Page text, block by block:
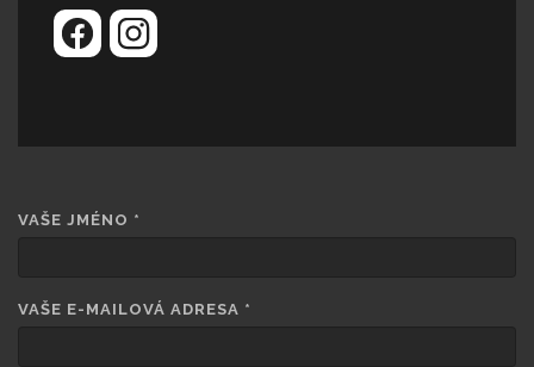
VAŠE JMÉNO *
VAŠE E-MAILOVÁ ADRESA *